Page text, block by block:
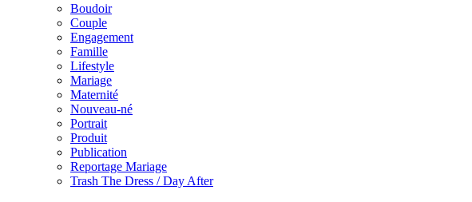
Boudoir
Couple
Engagement
Famille
Lifestyle
Mariage
Maternité
Nouveau-né
Portrait
Produit
Publication
Reportage Mariage
Trash The Dress / Day After